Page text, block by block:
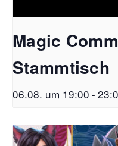
Magic
Stammtisch
06.08. um 19:00 -